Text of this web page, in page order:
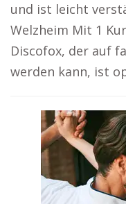
und ist leicht
Welzheim Mit 1
Discofox, der auf
werden kann, ist